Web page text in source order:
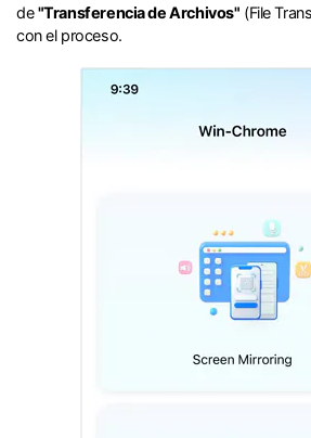
de"Transferencia de Archivos" (File
con el proceso.